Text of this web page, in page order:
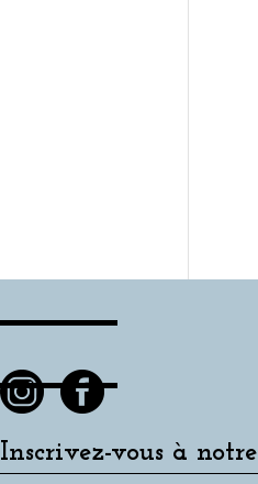
Inscrivez-vous à